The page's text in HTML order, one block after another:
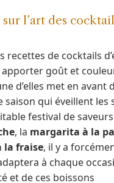
l’art des
recettes de cocktails
goût et
d’elles met en avant
saison qui éveillent les
festival de
, la margarita à la
la fraise, il y a
à chaque
et de ces boissons